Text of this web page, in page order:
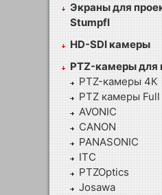
Экраны для
Stumpfl
HD-SDI камеры
PTZ-камеры для
PTZ-камеры 4К
PTZ камеры Full
AVONIC
CANON
PANASONIC
ITC
PTZOptics
Josawa